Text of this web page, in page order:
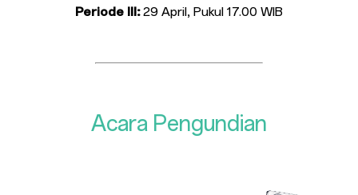
Periode III:29 April, Pukul 17.00 WIB
Acara Pengundian